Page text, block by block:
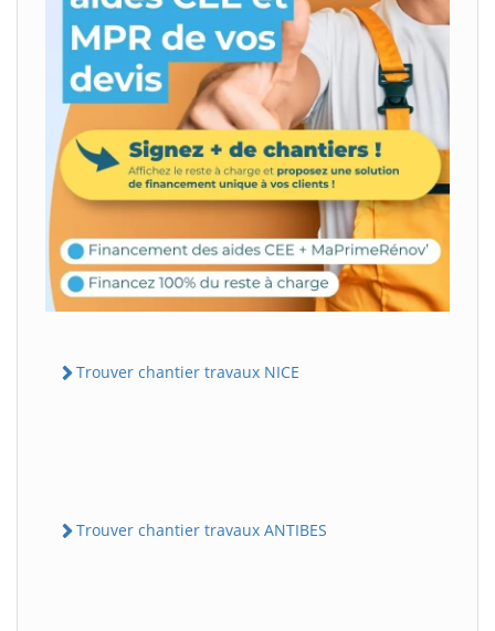
Trouver chantier travaux NICE
Trouver chantier travaux ANTIBES